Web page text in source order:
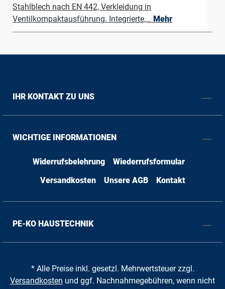
Stahlblech nach EN 442, Verkleidung in
Ventilkompaktausführung. Integrierte,… Mehr
IHR KONTAKT ZU UNS
WICHTIGE INFORMATIONEN
Widerrufsbelehrung
Wiederrufsformular
Versandkosten
Unsere AGB Kontakt
PE-KO HAUSTECHNIK
* Alle Preise inkl. gesetzl. Mehrwertsteuer zzgl.
Versandkosten und ggf. Nachnahmegebühren, wenn nicht